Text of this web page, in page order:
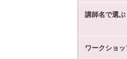
講師名で選ぶ
ワークショ